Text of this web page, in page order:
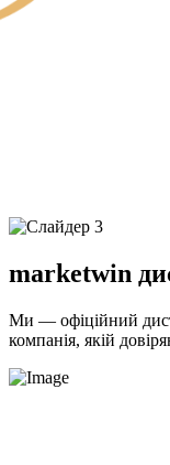
marketwin
Ми — офіційний
компанія, якій